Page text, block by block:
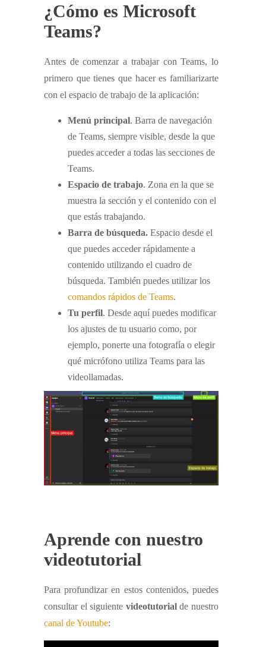
¿Cómo es Microsoft
Teams?
Antes de comenzar a trabajar con Teams, lo
primero que tienes que hacer es familiarizarte
con el espacio de trabajo de la aplicación:
Menú principal. Barra de navegación
de Teams, siempre visible, desde la que
puedes acceder a todas las secciones de
Teams.
Espacio de trabajo. Zona en la que se
muestra la sección y el contenido con el
que estás trabajando.
Barra de búsqueda. Espacio desde el
que puedes acceder rápidamente a
contenido utilizando el cuadro de
búsqueda. También puedes utilizar los
comandos rápidos de Teams.
Tu perfil. Desde aquí puedes modificar
los ajustes de tu usuario como, por
ejemplo, ponerte una fotografía o elegir
qué micrófono utiliza Teams para las
videollamadas.
Aprende con nuestro
videotutorial
Para profundizar en estos contenidos, puedes
consultar el siguiente videotutorialde nuestro
canal de Youtube: